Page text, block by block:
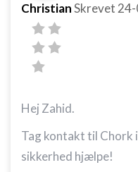
ChristianSkrevet
Hej Zahid.
Tag kontakt til Chork
sikkerhed hjælpe!